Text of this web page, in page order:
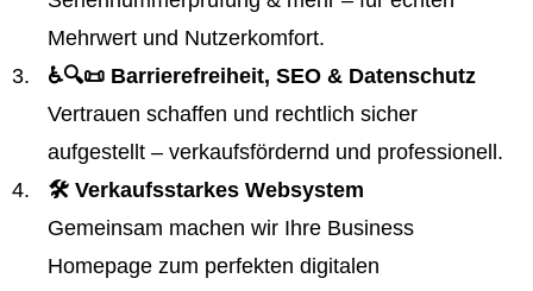
Mehrwert und Nutzerkomfort.
♿️🔍📜 Barrierefreiheit, SEO & Datenschutz
Vertrauen schaffen und rechtlich sicher
aufgestellt – verkaufsfördernd und professionell.
🛠️ Verkaufsstarkes Websystem
Gemeinsam machen wir Ihre Business
Homepage zum perfekten digitalen